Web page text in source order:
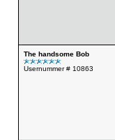
The handsome Bob
Usernummer # 10863